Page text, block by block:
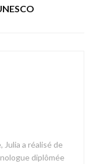
a réalisé de
diplômée